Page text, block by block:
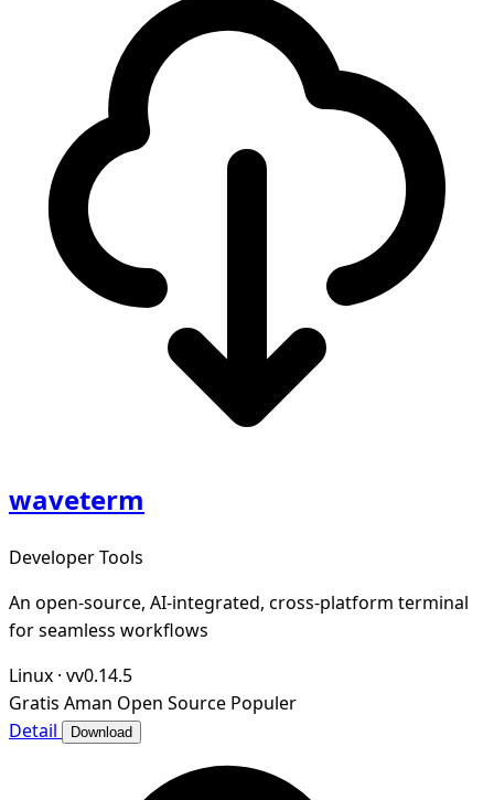
waveterm
Developer Tools
An open-source, AI-integrated, cross-platform terminal
for seamless workflows
Linux · vv0.14.5
Gratis Aman Open Source Populer
Detail
Download